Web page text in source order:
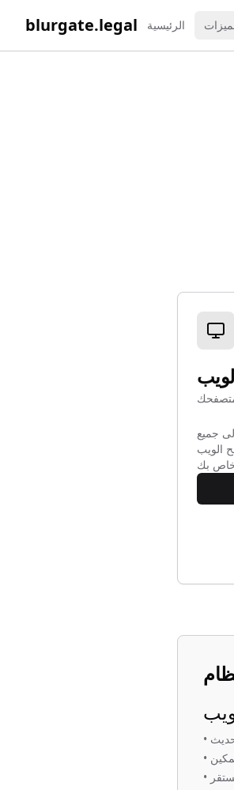
blurgate.legal الرئيسية
جميع
الويب
•
•
•